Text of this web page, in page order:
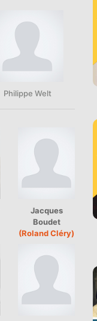
Philippe Welt
Jacques
Boudet
(Roland Cléry)